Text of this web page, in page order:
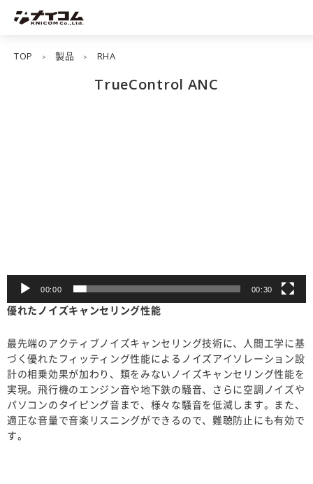
TOP > 製品 > RHA
TrueControl ANC
00:00 00:30
優れたノイズキャンセリング性能
最先端のアクティブノイズキャンセリング技術に、人間工学に基
づく優れたフィッティング性能によるノイズアイソレーション設
計の相乗効果が加わり、類をみないノイズキャンセリング性能を
実現。飛行機のエンジン音や地下鉄の騒音、さらに空調ノイズや
パソコンのタイピング音まで、様々な騒音を低減します。また、
適正な音量で音楽リスニングができるので、難聴防止にも有効で
す。